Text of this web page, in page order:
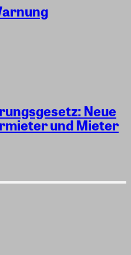
Neue
und Mieter